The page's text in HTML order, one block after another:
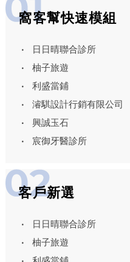
窩客幫快速模組
日日晴聯合診所
柚子旅遊
利盛當鋪
濬騏設計行銷有限公司
興誠玉石
宸御牙醫診所
客戶新選
日日晴聯合診所
柚子旅遊